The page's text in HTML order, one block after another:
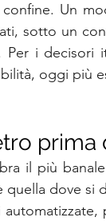
Un
sotto un
Per i
oggi più
prima
il più
dove si